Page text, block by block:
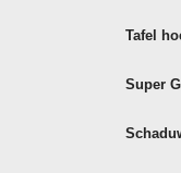
Tafel
Super